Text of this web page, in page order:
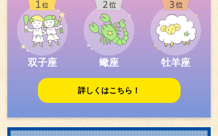
双子座 蠍座 牡羊座
詳しくはこちら！